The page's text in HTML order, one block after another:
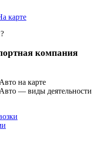
карте
компания
на карте
— виды деятельности